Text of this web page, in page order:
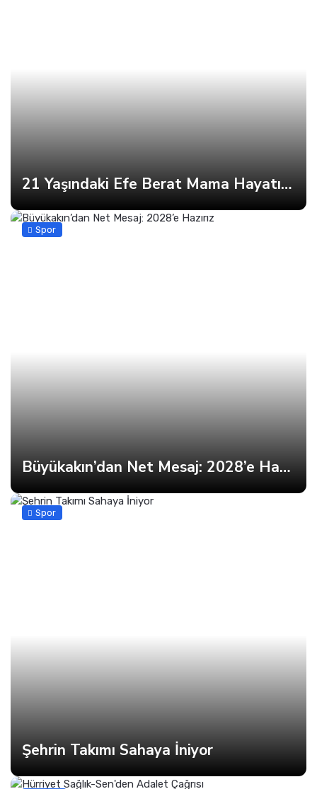
21 Yaşındaki Efe Berat Mama Hayatını Kaybetti
Spor
Büyükakın’dan Net Mesaj: 2028’e Hazırız
Spor
Şehrin Takımı Sahaya İniyor